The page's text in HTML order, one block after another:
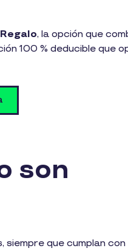
, la opción que
100 % deducible que
son
siempre que cumplan con